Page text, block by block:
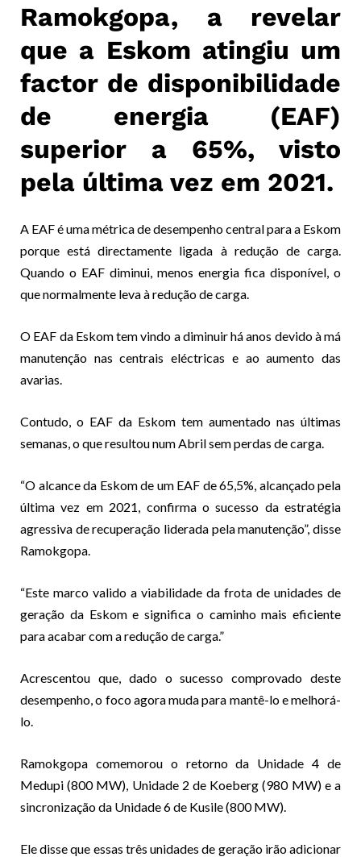
Ramokgopa, a revelar
que a Eskom atingiu um
factor de disponibilidade
de energia (EAF)
superior a 65%, visto
pela última vez em 2021.
A EAF é uma métrica de desempenho central para a Eskom
porque está directamente ligada à redução de carga.
Quando o EAF diminui, menos energia fica disponível, o
que normalmente leva à redução de carga.
O EAF da Eskom tem vindo a diminuir há anos devido à má
manutenção nas centrais eléctricas e ao aumento das
avarias.
Contudo, o EAF da Eskom tem aumentado nas últimas
semanas, o que resultou num Abril sem perdas de carga.
“O alcance da Eskom de um EAF de 65,5%, alcançado pela
última vez em 2021, confirma o sucesso da estratégia
agressiva de recuperação liderada pela manutenção”, disse
Ramokgopa.
“Este marco valido a viabilidade da frota de unidades de
geração da Eskom e significa o caminho mais eficiente
para acabar com a redução de carga.”
Acrescentou que, dado o sucesso comprovado deste
desempenho, o foco agora muda para mantê-lo e melhorá-
lo.
Ramokgopa comemorou o retorno da Unidade 4 de
Medupi (800 MW), Unidade 2 de Koeberg (980 MW) e a
sincronização da Unidade 6 de Kusile (800 MW).
Ele disse que essas três unidades de geração irão adicionar